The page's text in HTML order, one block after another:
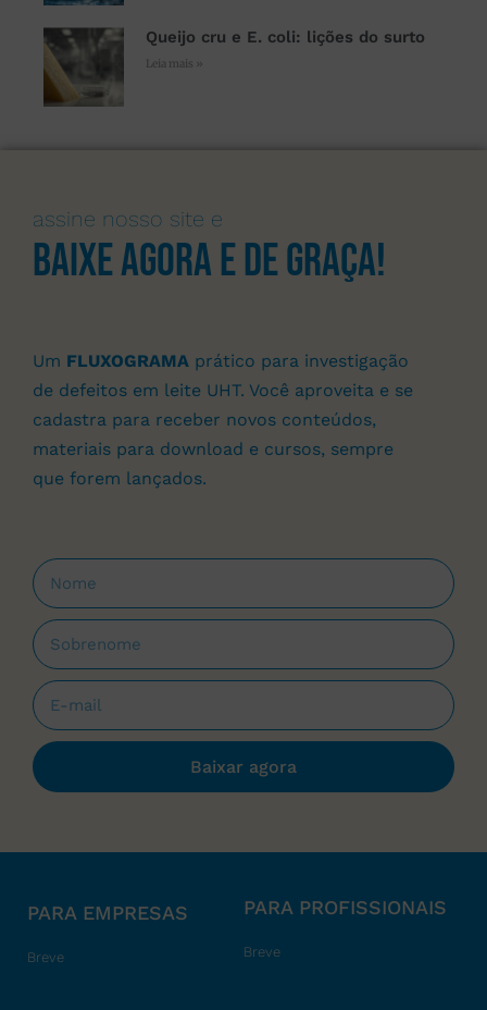
Queijo cru e E. coli: lições do surto
Leia mais »
assine nosso site e
Baixe agora e de graça!
Um FLUXOGRAMA prático para investigação
de defeitos em leite UHT. Você aproveita e se
cadastra para receber novos conteúdos,
materiais para download e cursos, sempre
que forem lançados.
Baixar agora
PARA EMPRESAS
Breve
PARA PROFISSIONAIS
Breve